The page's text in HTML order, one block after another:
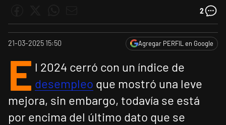
2
21-03-2025 15:50 Agregar PERFIL en Google
E l 2024 cerró con un índice de
desempleo que mostró una leve
mejora, sin embargo, todavía se está
por encima del último dato que se